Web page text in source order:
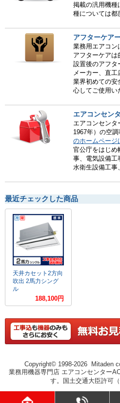
掲載の汎用機種
種については都
アフターケア
業務用エアコン
アフターケアは
設置後のアフタ
メーカー、直
業界初めての安
心してご使用い
エアコンセン
エアコンセンタ
1967年）の空調
のホームページ
官公庁をはじめ
事、電気設備工
水衛生設備工事
最近チェックした商品
天井カセット2方向
吹出 2馬力シング
ル
188,100円
Copyright© 1998-2026 Mitaden
業務用機器専門店 エアコンセンター
す。国土交通大臣許可